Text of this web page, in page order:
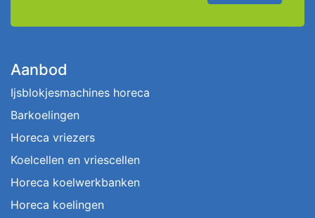
Aanbod
Ijsblokjesmachines horeca
Barkoelingen
Horeca vriezers
Koelcellen en vriescellen
Horeca koelwerkbanken
Horeca koelingen